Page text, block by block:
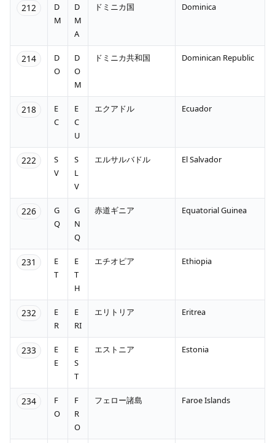
212
D
M
D
M
A
ドミニカ国 Dominica
214
D
O
D
O
M
ドミニカ共和国 Dominican Republic
218
E
C
E
C
U
エクアドル Ecuador
222
S
V
S
L
V
エルサルバドル El Salvador
226
G
Q
G
N
Q
赤道ギニア Equatorial Guinea
231
E
T
E
T
H
エチオピア Ethiopia
232
E
R
E
RI
エリトリア Eritrea
233
E
E
E
S
T
エストニア Estonia
234
F
O
F
R
O
フェロー諸島 Faroe Islands